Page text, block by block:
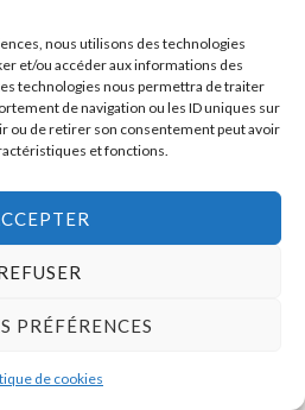
nous utilisons des technologies
et/ou accéder aux informations des
technologies nous permettra de traiter
de navigation ou les ID uniques sur
ou de retirer son consentement peut avoir
et fonctions.
PRÉFÉRENCES
de cookies
de cookies (UE)
légales
des Formateurs - Outils et Supports
formateurs